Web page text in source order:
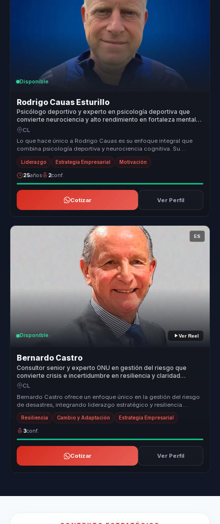
Disponible
Rodrigo Cauas Esturillo
Psicólogo deportivo y experto en psicología deportiva que
convierte neurociencia y alto rendimiento en fortaleza mental
para atletas y equipos.
CL
Lo que hace único a Rodrigo Cauas es su enfoque integral que
combina psicología deportiva y neurociencia cognitiva. Su
metodología innova...
Liderazgo Estrategia Empresarial Motivación
25años 2conf.
Cotizar Ver Perfil
ES
Disponible Ver Reel
Bernardo Castro
Consultor senior y experto ONU en gestión del riesgo que
convierte crisis e incertidumbre en resiliencia y claridad
estratégica para líderes.
CL
Bernardo Castro ofrece un enfoque único en la gestión del riesgo
de desastres, integrando liderazgo estratégico y resiliencia
organizacio...
Resiliencia Cambio y Adaptación Estrategia Empresarial
3conf.
Cotizar Ver Perfil